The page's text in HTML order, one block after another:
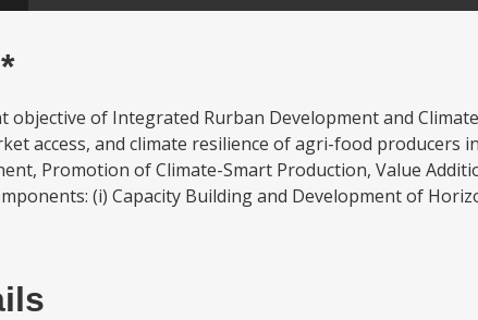
objective of Integrated Rurban Development and
access, and climate resilience of agri-food producers
Promotion of Climate-Smart Production, Value
(i) Capacity Building and Development of